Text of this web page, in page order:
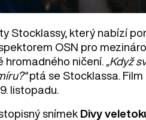
Stocklassy, který nabízí
OSN pro
hromadného ničení.
„Když
ptá se Stocklassa. Film
listopadu.
snímek Divy